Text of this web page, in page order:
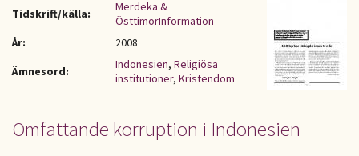
Tidskrift/källa:
Merdeka &
ÖsttimorInformation
År:
2008
Ämnesord:
Indonesien, Religiösa
institutioner, Kristendom
Omfattande korruption i Indonesien